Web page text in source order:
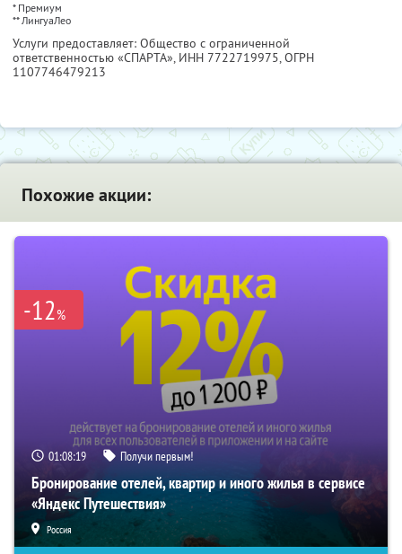
* Премиум
** ЛингуаЛео
Услуги предоставляет: Общество с ограниченной
ответственностью «СПАРТА», ИНН 7722719975, ОГРН
1107746479213
Похожие акции:
-12%
01:08:18 Получи первым!
Бронирование отелей, квартир и иного жилья в сервисе
«Яндекс Путешествия»
Россия